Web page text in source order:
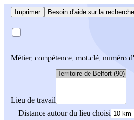
Imprimer Besoin d'aide sur la
Métier, compétence, mot-clé, numéro
Lieu de travail
Distance autour du lieu choisi